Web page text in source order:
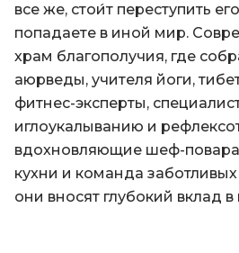
все же, стои́т переступить
попадаете в иной мир.
храм благополучия, где
аюрведы, учителя йоги,
фитнес-эксперты,
иглоукалыванию и
вдохновляющие шеф-
кухни и команда
они вносят глубокий вклад